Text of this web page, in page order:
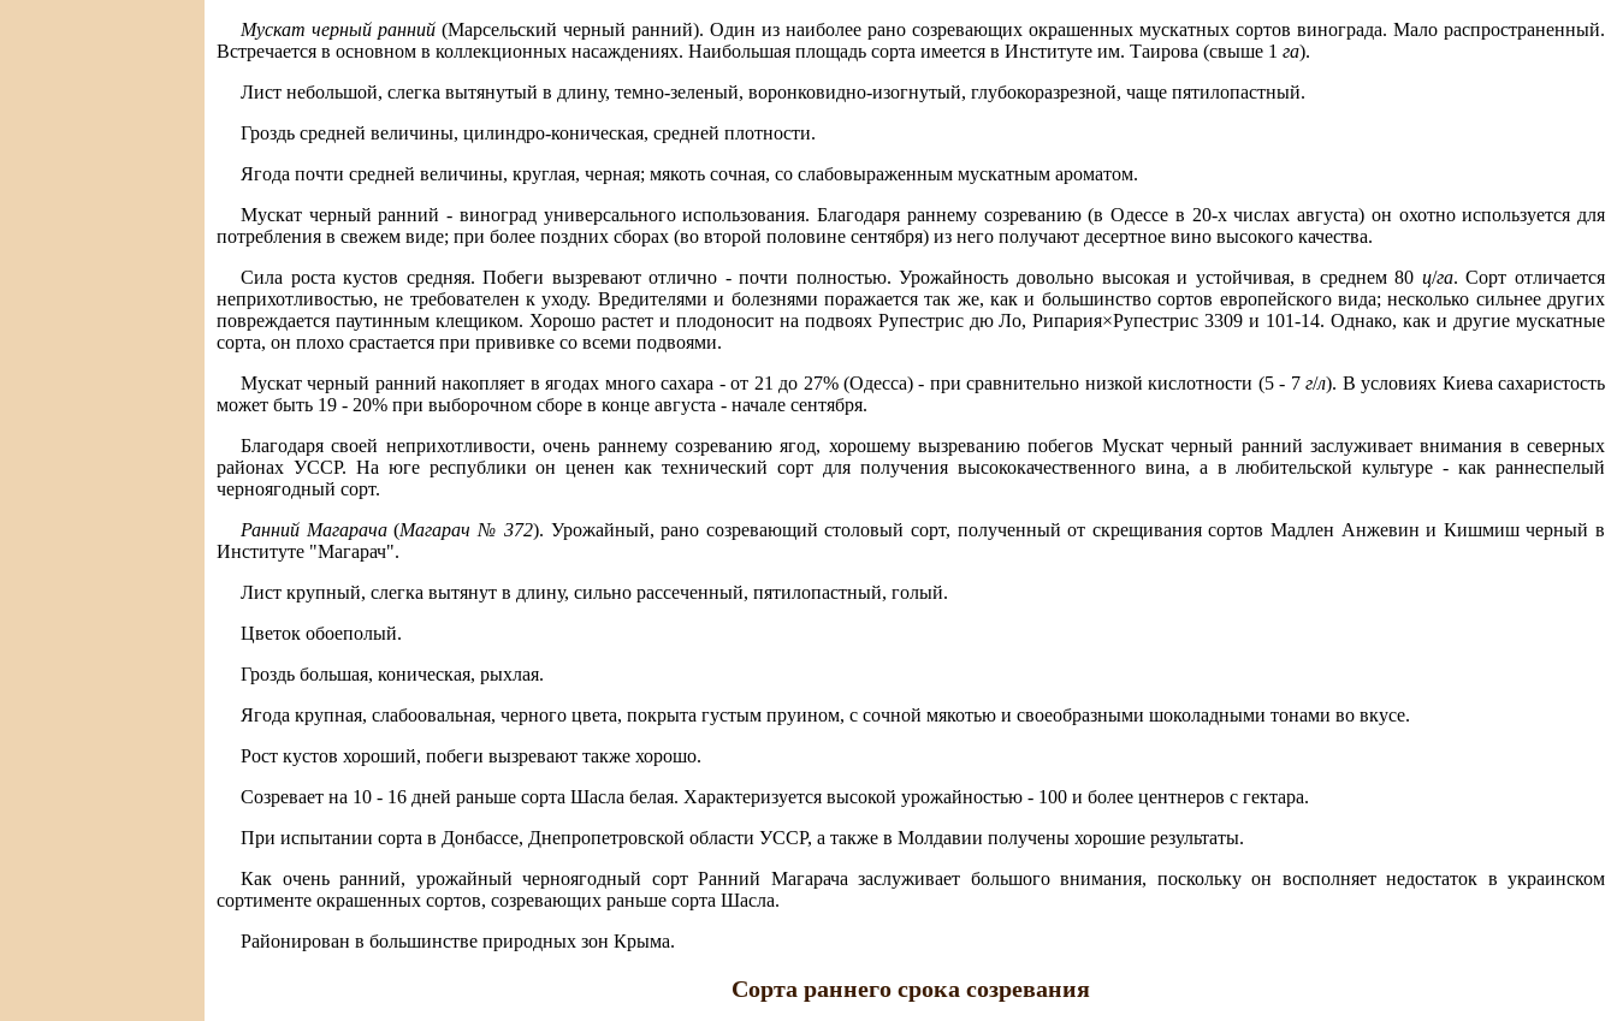
Мускат черный ранний (Марсельский черный ранний). Один из наиболее рано созревающих окрашенных мускатных сортов винограда. Мало распространенный.
Встречается в основном в коллекционных насаждениях. Наибольшая площадь сорта имеется в Институте им. Таирова (свыше 1 га).
Лист небольшой, слегка вытянутый в длину, темно-зеленый, воронковидно-изогнутый, глубокоразрезной, чаще пятилопастный.
Гроздь средней величины, цилиндро-коническая, средней плотности.
Ягода почти средней величины, круглая, черная; мякоть сочная, со слабовыраженным мускатным ароматом.
Мускат черный ранний - виноград универсального использования. Благодаря раннему созреванию (в Одессе в 20-х числах августа) он охотно используется для
потребления в свежем виде; при более поздних сборах (во второй половине сентября) из него получают десертное вино высокого качества.
Сила роста кустов средняя. Побеги вызревают отлично - почти полностью. Урожайность довольно высокая и устойчивая, в среднем 80 ц/га. Сорт отличается
неприхотливостью, не требователен к уходу. Вредителями и болезнями поражается так же, как и большинство сортов европейского вида; несколько сильнее других
повреждается паутинным клещиком. Хорошо растет и плодоносит на подвоях Рупестрис дю Ло, Рипария×Рупестрис 3309 и 101-14. Однако, как и другие мускатные
сорта, он плохо срастается при прививке со всеми подвоями.
Мускат черный ранний накопляет в ягодах много сахара - от 21 до 27% (Одесса) - при сравнительно низкой кислотности (5 - 7г/л). В условиях Киева сахаристость
может быть 19 - 20% при выборочном сборе в конце августа - начале сентября.
Благодаря своей неприхотливости, очень раннему созреванию ягод, хорошему вызреванию побегов Мускат черный ранний заслуживает внимания в северных
районах УССР. На юге республики он ценен как технический сорт для получения высококачественного вина, а в любительской культуре - как раннеспелый
черноягодный сорт.
Ранний Магарача(Магарач № 372). Урожайный, рано созревающий столовый сорт, полученный от скрещивания сортов Мадлен Анжевин и Кишмиш черный в
Институте "Магарач".
Лист крупный, слегка вытянут в длину, сильно рассеченный, пятилопастный, голый.
Цветок обоеполый.
Гроздь большая, коническая, рыхлая.
Ягода крупная, слабоовальная, черного цвета, покрыта густым пруином, с сочной мякотью и своеобразными шоколадными тонами во вкусе.
Рост кустов хороший, побеги вызревают также хорошо.
Созревает на 10 - 16 дней раньше сорта Шасла белая. Характеризуется высокой урожайностью - 100 и более центнеров с гектара.
При испытании сорта в Донбассе, Днепропетровской области УССР, а также в Молдавии получены хорошие результаты.
Как очень ранний, урожайный черноягодный сорт Ранний Магарача заслуживает большого внимания, поскольку он восполняет недостаток в украинском
сортименте окрашенных сортов, созревающих раньше сорта Шасла.
Районирован в большинстве природных зон Крыма.
Сорта раннего срока созревания